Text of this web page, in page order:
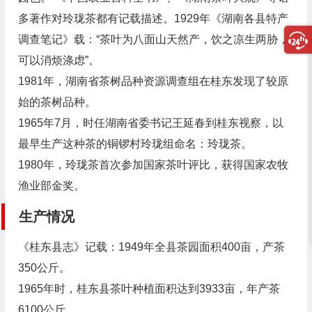
多著作对玲珑茶都有记载描述。1929年《湖南各县特产
调查笔记》载：“茶叶为八面山天然产，饮之凉生两胁，
可以消烦涤虑”。
1981年，湖南省茶树品种资源调查组在桂东发现了较原
始的茶树品种。
1965年7月，时任湖南省委书记王延春到桂东视察，以
最早生产这种茶的铜锣村玲珑组命名：玲珑茶。
1980年，玲珑茶首次参加国家茶叶评比，获得国家农牧
渔业部金奖。
生产情况
《桂东县志》记载：1949年全县茶园面积400亩，产茶
350公斤。
1965年时，桂东县茶叶种植面积达到3933亩，年产茶
6100公斤。